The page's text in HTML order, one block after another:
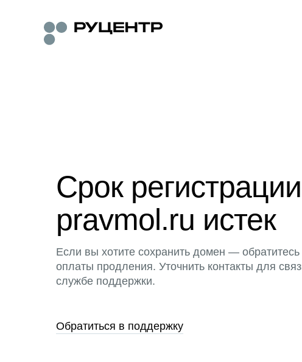
Срок
pravmol.ru истек
Если вы хотите сохранить домен —
оплаты продления. Уточнить контакты для
службе поддержки.
Обратиться в поддержку